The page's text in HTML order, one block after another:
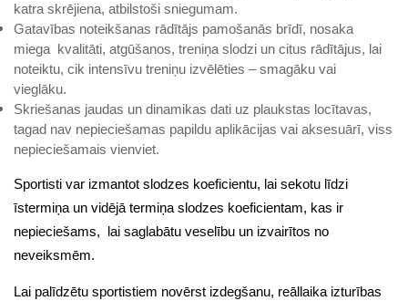
katra skrējiena, atbilstoši sniegumam.
Gatavības noteikšanas rādītājs pamošanās brīdī, nosaka
miega kvalitāti, atgūšanos, treniņa slodzi un citus rādītājus, lai
noteiktu, cik intensīvu treniņu izvēlēties – smagāku vai
vieglāku.
Skriešanas jaudas un dinamikas dati uz plaukstas locītavas,
tagad nav nepieciešamas papildu aplikācijas vai aksesuārī, viss
nepieciešamais vienviet.
Sportisti var izmantot slodzes koeficientu, lai sekotu līdzi
īstermiņa un vidējā termiņa slodzes koeficientam, kas ir
nepieciešams, lai saglabātu veselību un izvairītos no
neveiksmēm.
Lai palīdzētu sportistiem novērst izdegšanu, reāllaika izturības